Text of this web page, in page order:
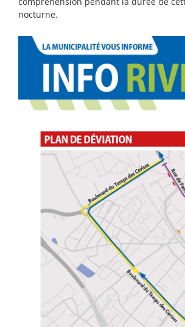
nocturne.